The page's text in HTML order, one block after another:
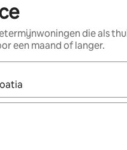
die als
een maand of langer.
beschikbaar zijn,